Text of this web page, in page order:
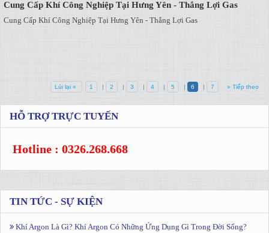
Cung Cấp Khí Công Nghiệp Tại Hưng Yên - Thắng Lợi Gas
Cung Cấp Khí Công Nghiệp Tại Hưng Yên - Thắng Lợi Gas
Lùi lại « 1 2 3 4 5 6 7 » Tiếp theo
HỖ TRỢ TRỰC TUYẾN
Hotline : 0326.268.668
TIN TỨC - SỰ KIỆN
Khí Argon Là Gì? Khí Argon Có Những Ứng Dụng Gì Trong Đời Sống?